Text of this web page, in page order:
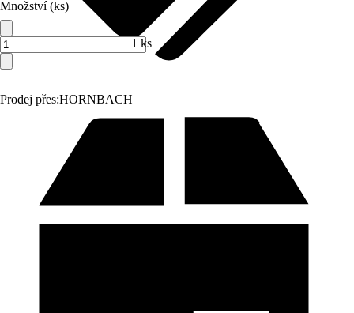
Prodej přes:HORNBACH
Množství (ks)
1 ks